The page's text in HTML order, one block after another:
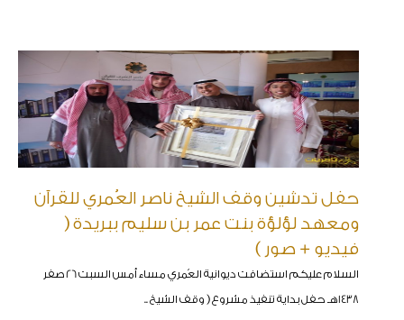
حفل تدشين وقف الشيخ ناصر العُمري للقرآن
ومعهد لؤلؤة بنت عمر بن سليم ببريدة (
فيديو + صور )
السلام عليكم استضافت ديوانية العُمري مساء أمس السبت 26 صفر
1438هـ حفل بداية تنفيذ مشروع ( وقف الشيخ ..